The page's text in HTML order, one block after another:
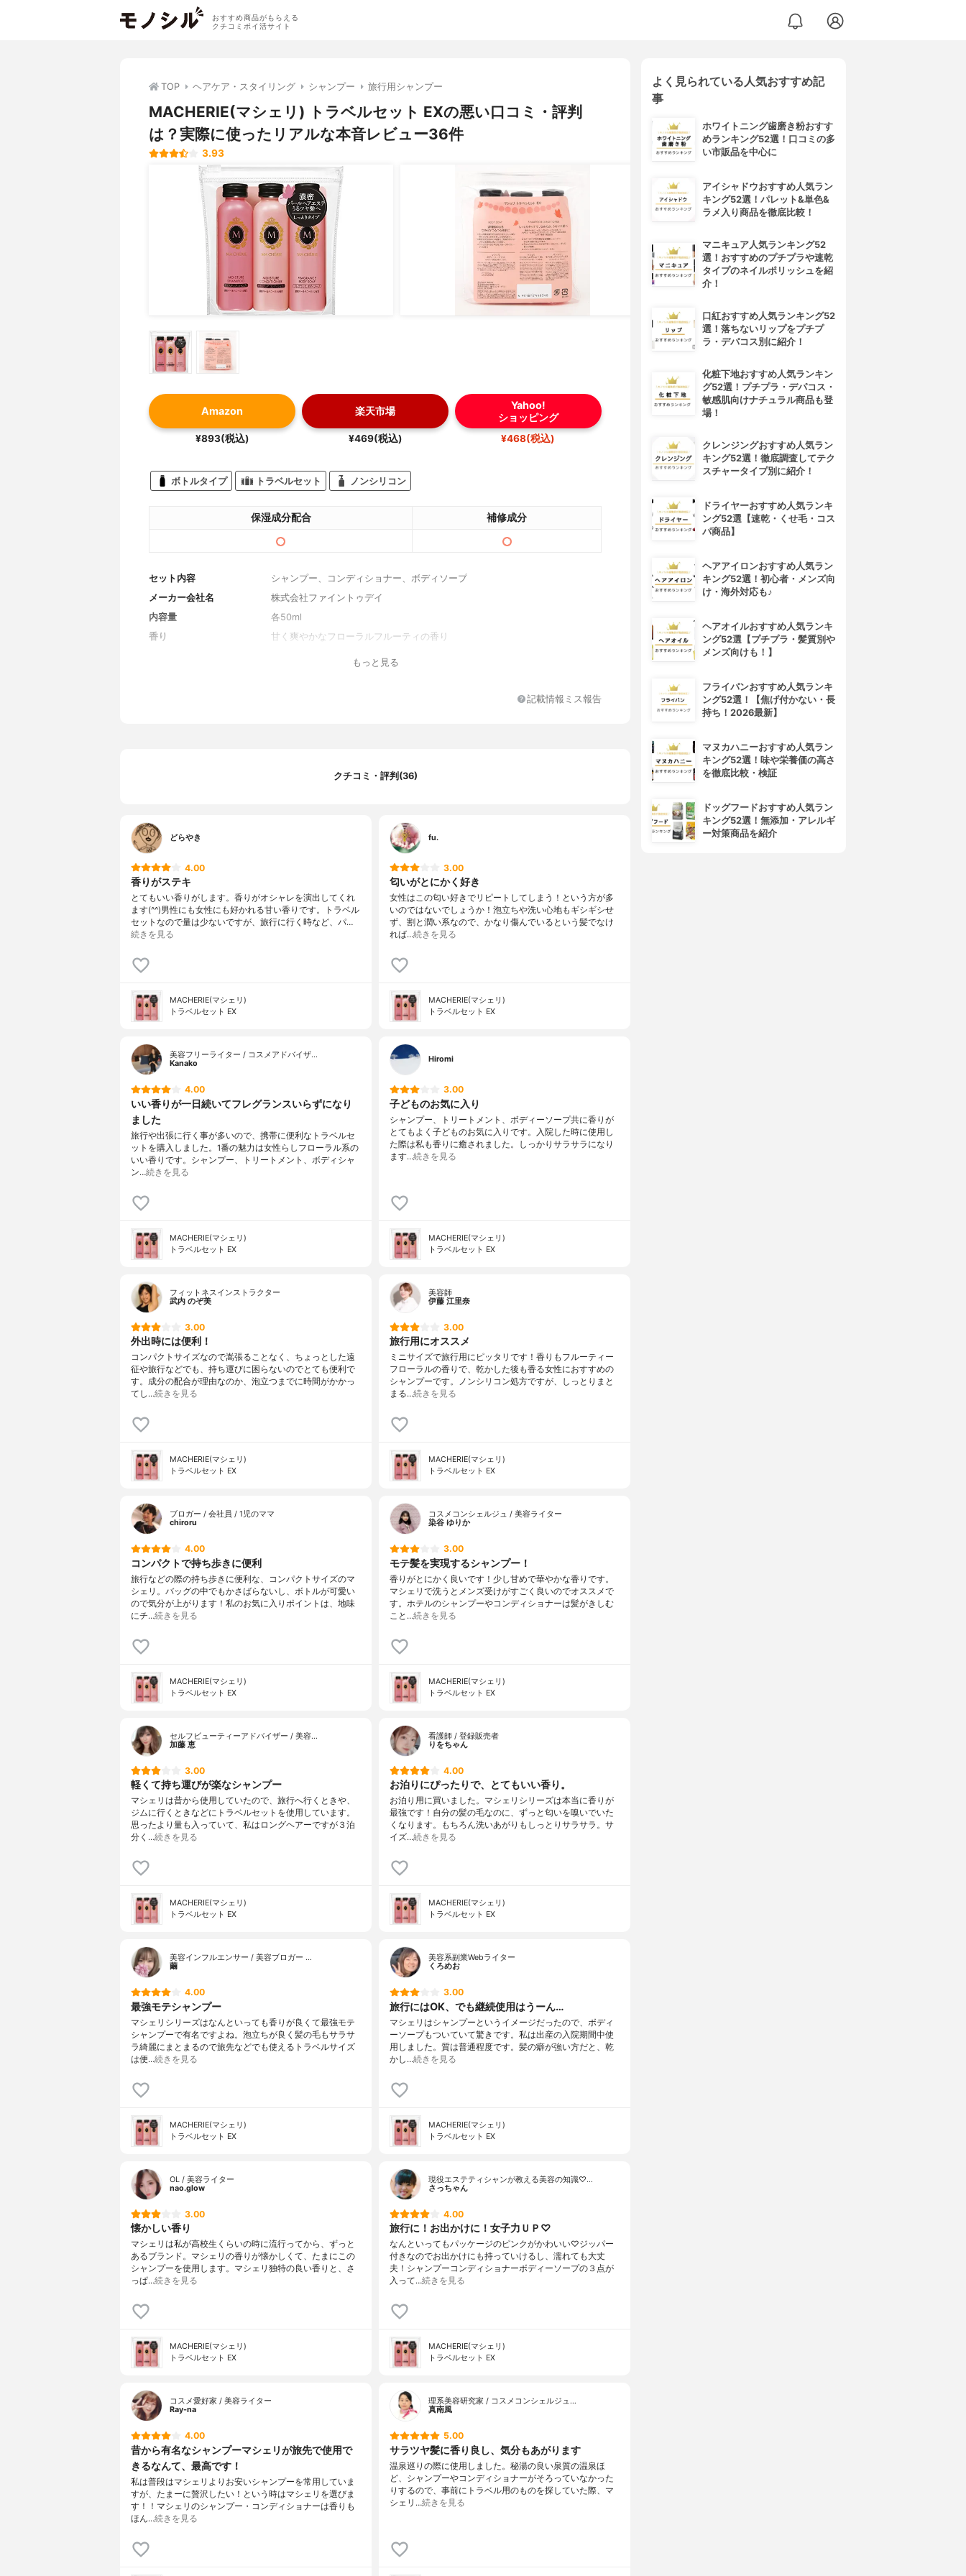
おすすめ商品がもらえる
クチコミポイ活サイト
TOP ヘアケア・スタイリング シャンプー 旅行用シャンプー
MACHERIE(マシェリ) トラベルセット EXの悪い口コミ・評判
は？実際に使ったリアルな本音レビュー36件
3.93
Amazon
¥893(税込)
楽天市場
¥469(税込)
Yahoo!
ショッピング
¥468(税込)
ボトルタイプ トラベルセット ノンシリコン
保湿成分配合 補修成分
セット内容
シャンプー、コンディショナー、ボディソープ
メーカー会社名
株式会社ファイントゥデイ
内容量
各50ml
香り
甘く爽やかなフローラルフルーティの香り
もっと見る
記載情報ミス報告
クチコミ・評判(36)
どらやき
4.00
香りがステキ
とてもいい香りがします。香りがオシャレを演出してくれ
ます(^^)男性にも女性にも好かれる甘い香りです。トラベル
セットなので量は少ないですが、旅行に行く時など、パ…
続きを見る
MACHERIE(マシェリ)
トラベルセット EX
fu.
3.00
匂いがとにかく好き
女性はこの匂い好きでリピートしてしまう！という方が多
いのではないでしょうか！泡立ちや洗い心地もギシギシせ
ず、割と潤い系なので、かなり傷んでいるという髪でなけ
れば…続きを見る
MACHERIE(マシェリ)
トラベルセット EX
美容フリーライター / コスメアドバイザ…
Kanako
4.00
いい香りが一日続いてフレグランスいらずになり
ました
旅行や出張に行く事が多いので、携帯に便利なトラベルセ
ットを購入しました。1番の魅力は女性らしフローラル系の
いい香りです。シャンプー、トリートメント、ボディシャ
ン…続きを見る
MACHERIE(マシェリ)
トラベルセット EX
Hiromi
3.00
子どものお気に入り
シャンプー、トリートメント、ボディーソープ共に香りが
とてもよく子どものお気に入りです。入院した時に使用し
た際は私も香りに癒されました。しっかりサラサラになり
ます…続きを見る
MACHERIE(マシェリ)
トラベルセット EX
フィットネスインストラクター
武内 のぞ美
3.00
外出時には便利！
コンパクトサイズなので嵩張ることなく、ちょっとした遠
征や旅行などでも、持ち運びに困らないのでとても便利で
す。成分の配合が理由なのか、泡立つまでに時間がかかっ
てし…続きを見る
MACHERIE(マシェリ)
トラベルセット EX
美容師
伊藤 江里奈
3.00
旅行用にオススメ
ミニサイズで旅行用にピッタリです！香りもフルーティー
フローラルの香りで、乾かした後も香る女性におすすめの
シャンプーです。ノンシリコン処方ですが、しっとりまと
まる…続きを見る
MACHERIE(マシェリ)
トラベルセット EX
ブロガー / 会社員 / 1児のママ
chiroru
4.00
コンパクトで持ち歩きに便利
旅行などの際の持ち歩きに便利な、コンパクトサイズのマ
シェリ。バッグの中でもかさばらないし、ボトルが可愛い
ので気分が上がります！私のお気に入りポイントは、地味
にチ…続きを見る
MACHERIE(マシェリ)
トラベルセット EX
コスメコンシェルジュ / 美容ライター
染谷 ゆりか
3.00
モテ髪を実現するシャンプー！
香りがとにかく良いです！少し甘めで華やかな香りです。
マシェリで洗うとメンズ受けがすごく良いのでオススメで
す。ホテルのシャンプーやコンディショナーは髪がきしむ
こと…続きを見る
MACHERIE(マシェリ)
トラベルセット EX
セルフビューティーアドバイザー / 美容…
加藤 恵
3.00
軽くて持ち運びが楽なシャンプー
マシェリは昔から使用していたので、旅行へ行くときや、
ジムに行くときなどにトラベルセットを使用しています。
思ったより量も入っていて、私はロングヘアーですが３泊
分く…続きを見る
MACHERIE(マシェリ)
トラベルセット EX
看護師 / 登録販売者
りをちゃん
4.00
お泊りにぴったりで、とてもいい香り。
お泊り用に買いました。マシェリシリーズは本当に香りが
最強です！自分の髪の毛なのに、ずっと匂いを嗅いでいた
くなります。もちろん洗いあがりもしっとりサラサラ。サ
イズ…続きを見る
MACHERIE(マシェリ)
トラベルセット EX
美容インフルエンサー / 美容ブロガー …
繭
4.00
最強モテシャンプー
マシェリシリーズはなんといっても香りが良くて最強モテ
シャンプーで有名ですよね。泡立ちが良く髪の毛もサラサ
ラ綺麗にまとまるので旅先などでも使えるトラベルサイズ
は便…続きを見る
MACHERIE(マシェリ)
トラベルセット EX
美容系副業Webライター
くろめお
3.00
旅行にはOK、でも継続使用はうーん…
マシェリはシャンプーというイメージだったので、ボディ
ーソープもついていて驚きです。私は出産の入院期間中使
用しました。質は普通程度です。髪の癖が強い方だと、乾
かし…続きを見る
MACHERIE(マシェリ)
トラベルセット EX
OL / 美容ライター
nao.glow
3.00
懐かしい香り
マシェリは私が高校生くらいの時に流行ってから、ずっと
あるブランド。マシェリの香りが懐かしくて、たまにこの
シャンプーを使用します。マシェリ独特の良い香りと、さ
っぱ…続きを見る
MACHERIE(マシェリ)
トラベルセット EX
現役エステティシャンが教える美容の知識♡…
さっちゃん
4.00
旅行に！お出かけに！女子力ＵＰ♡
なんといってもパッケージのピンクがかわいい♡ジッパー
付きなのでお出かけにも持っていけるし、濡れても大丈
夫！シャンプーコンディショナーボディーソープの３点が
入って…続きを見る
MACHERIE(マシェリ)
トラベルセット EX
コスメ愛好家 / 美容ライター
Ray-na
4.00
昔から有名なシャンプーマシェリが旅先で使用で
きるなんて、最高です！
私は普段はマシェリよりお安いシャンプーを常用していま
すが、たまーに贅沢したい！という時はマシェリを選びま
す！！マシェリのシャンプー・コンディショナーは香りも
ほん…続きを見る
理系美容研究家 / コスメコンシェルジュ…
真南風
5.00
サラツヤ髪に香り良し、気分もあがります
温泉巡りの際に使用しました。秘湯の良い泉質の温泉ほ
ど、シャンプーやコンディショナーがそろっていなかった
りするので、事前にトラベル用のものを探していた際、マ
シェリ…続きを見る
よく見られている人気おすすめ記
事
ホワイトニング歯磨き粉おすす
めランキング52選！口コミの多
い市販品を中心に
アイシャドウおすすめ人気ラン
キング52選！パレット&単色&
ラメ入り商品を徹底比較！
マニキュア人気ランキング52
選！おすすめのプチプラや速乾
タイプのネイルポリッシュを紹
介！
口紅おすすめ人気ランキング52
選！落ちないリップをプチプ
ラ・デパコス別に紹介！
化粧下地おすすめ人気ランキン
グ52選！プチプラ・デパコス・
敏感肌向けナチュラル商品も登
場！
クレンジングおすすめ人気ラン
キング52選！徹底調査してテク
スチャータイプ別に紹介！
ドライヤーおすすめ人気ランキ
ング52選【速乾・くせ毛・コス
パ商品】
ヘアアイロンおすすめ人気ラン
キング52選！初心者・メンズ向
け・海外対応も♪
ヘアオイルおすすめ人気ランキ
ング52選【プチプラ・髪質別や
メンズ向けも！】
フライパンおすすめ人気ランキ
ング52選！【焦げ付かない・長
持ち！2026最新】
マヌカハニーおすすめ人気ラン
キング52選！味や栄養価の高さ
を徹底比較・検証
ドッグフードおすすめ人気ラン
キング52選！無添加・アレルギ
ー対策商品を紹介